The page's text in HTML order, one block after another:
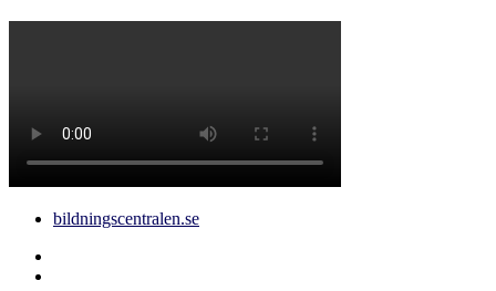
bildningscentralen.se